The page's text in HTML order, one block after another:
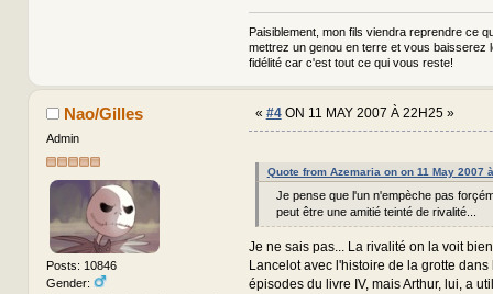
Paisiblement, mon fils viendra reprendre ce
mettrez un genou en terre et vous baisserez
fidélité car c'est tout ce qui vous reste!
Nao/Gilles
Admin
Posts: 10846
Gender:
« #4ON 11 MAY 2007 À 22H25 »
Quote from Azemaria on on 11 May 2007
Je pense que l'un n'empèche pas
peut être une amitié teinté de rivalité...
Je ne sais pas... La rivalité on la voit
Lancelot avec l'histoire de la grotte
épisodes du livre IV, mais Arthur, lui, a